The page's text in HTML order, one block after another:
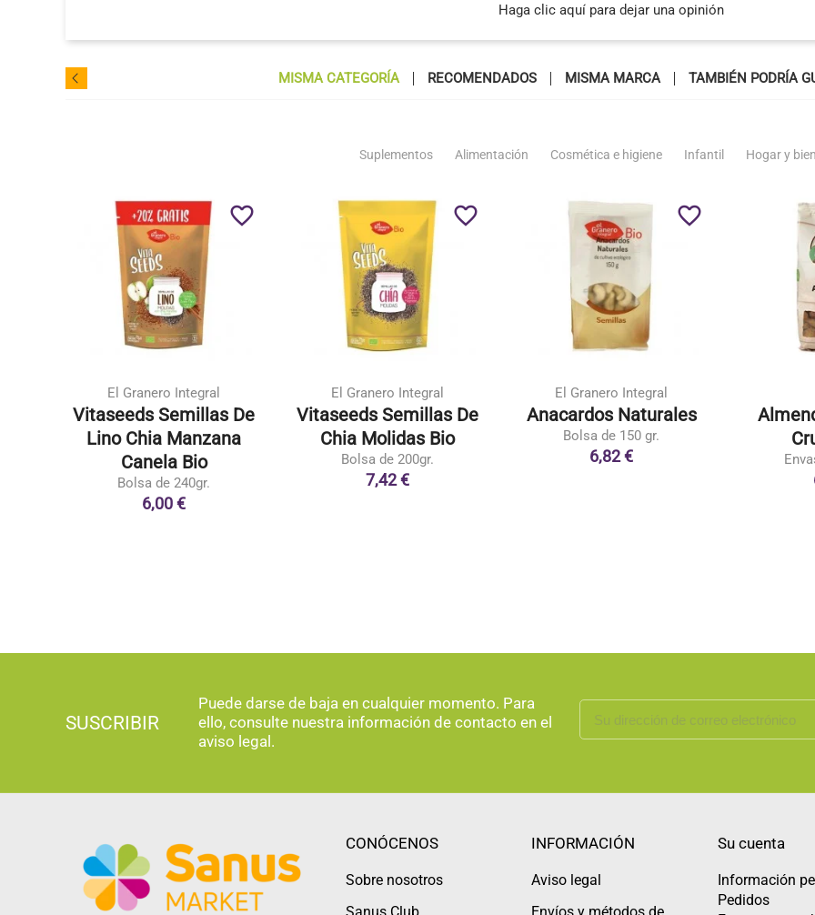
Haga clic aquí para dejar una opinión
MISMA CATEGORÍA RECOMENDADOS MISMA MARCA TAMBIÉN PODRÍA
Suplementos Alimentación Cosmética e higiene Infantil Hogar y
El Granero Integral
Vitaseeds Semillas De
Lino Chia Manzana
Canela Bio
Bolsa de 240gr.
6,00 €
favorite_border
El Granero Integral
Vitaseeds Semillas De
Chia Molidas Bio
Bolsa de 200gr.
7,42 €
favorite_border
El Granero Integral
Anacardos Naturales
Bolsa de 150 gr.
6,82 €
favorite_border
SUSCRIBIR
Puede darse de baja en cualquier momento. Para
ello, consulte nuestra información de contacto en el
aviso legal.
CONÓCENOS
Sobre nosotros
INFORMACIÓN
Aviso legal
Su cuenta
Información
Pedidos